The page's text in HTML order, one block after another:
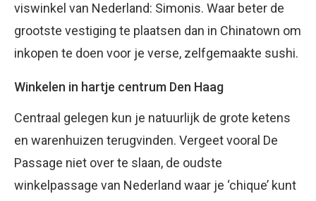
viswinkel van Nederland: Simonis. Waar beter de
grootste vestiging te plaatsen dan in Chinatown om
inkopen te doen voor je verse, zelfgemaakte sushi.
Winkelen in hartje centrum Den Haag
Centraal gelegen kun je natuurlijk de grote ketens
en warenhuizen terugvinden. Vergeet vooral De
Passage niet over te slaan, de oudste
winkelpassage van Nederland waar je ‘chique’ kunt